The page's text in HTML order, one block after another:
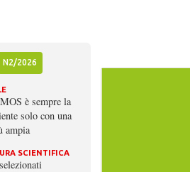
N2/2026
è sempre la
solo con una
ampia
SCIENTIFICA